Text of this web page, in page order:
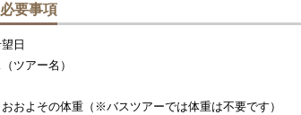
要事項
日
ツアー名）
おおよその体重（※バスツアーでは体重は不要です）